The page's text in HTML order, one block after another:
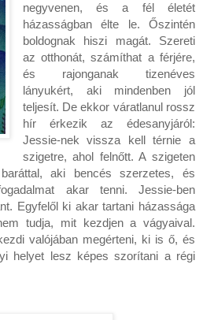
negyvenen, és a fél életét
házasságban élte le. Őszintén
boldognak hiszi magát. Szereti
az otthonát, számíthat a férjére,
és rajonganak tizenéves
lányukért, aki mindenben jól
teljesít. De ekkor váratlanul rossz
hír érkezik az édesanyjáról:
Jessie-nek vissza kell térnie a
szigetre, ahol felnőtt. A szigeten
aki bencés szerzetes, és
akar tenni. Jessie-ben
Egyfelől ki akar tartani házassága
tudja, mit kezdjen a vágyaival.
valójában megérteni, ki is ő, és
helyet lesz képes szorítani a régi